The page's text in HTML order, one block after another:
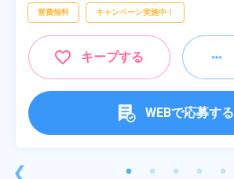
❮
寮費無料 キャンペーン実施中！
キープする
WEBで応募する